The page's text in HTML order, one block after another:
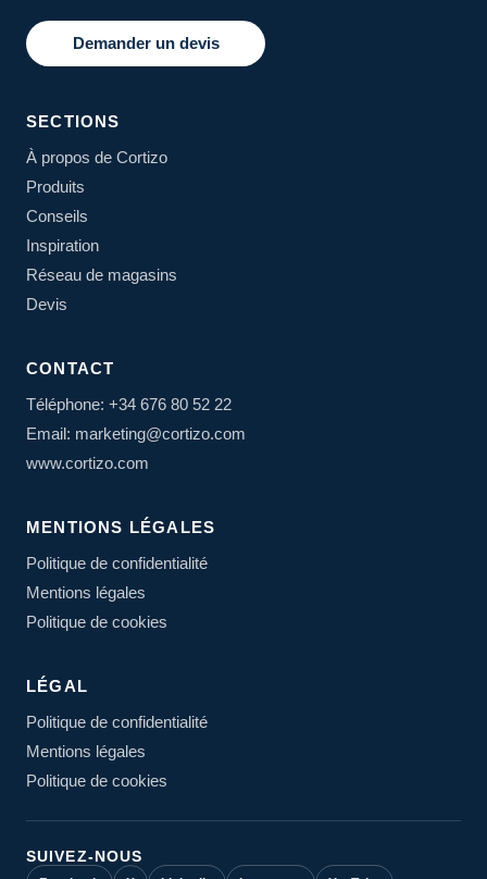
Demander un devis
SECTIONS
À propos de Cortizo
Produits
Conseils
Inspiration
Réseau de magasins
Devis
CONTACT
Téléphone: +34 676 80 52 22
Email: marketing@cortizo.com
www.cortizo.com
MENTIONS LÉGALES
Politique de confidentialité
Mentions légales
Politique de cookies
LÉGAL
Politique de confidentialité
Mentions légales
Politique de cookies
SUIVEZ-NOUS